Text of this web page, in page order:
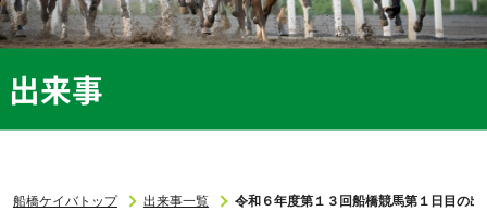
イ
バ
出来事
船橋ケイバトップ 出来事一覧 令和６年度第１３回船橋競馬第１日目の